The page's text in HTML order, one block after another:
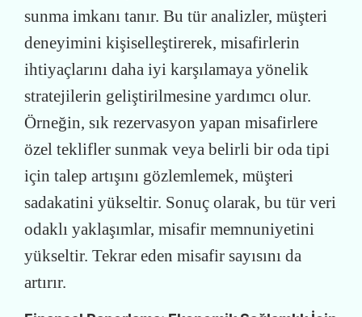
sunma imkanı tanır. Bu tür analizler, müşteri
deneyimini kişiselleştirerek, misafirlerin
ihtiyaçlarını daha iyi karşılamaya yönelik
stratejilerin geliştirilmesine yardımcı olur.
Örneğin, sık rezervasyon yapan misafirlere
özel teklifler sunmak veya belirli bir oda tipi
için talep artışını gözlemlemek, müşteri
sadakatini yükseltir. Sonuç olarak, bu tür veri
odaklı yaklaşımlar, misafir memnuniyetini
yükseltir. Tekrar eden misafir sayısını da
artırır.